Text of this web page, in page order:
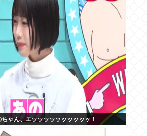
ちゃん、エッッッッッッッッッッ！